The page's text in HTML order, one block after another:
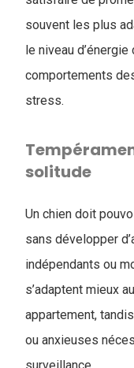
souvent les plus
le niveau
comportements
stress.
solitude
Un chien doit
sans développer
indépendants ou
s’adaptent mieux
appartement,
ou anxieuses